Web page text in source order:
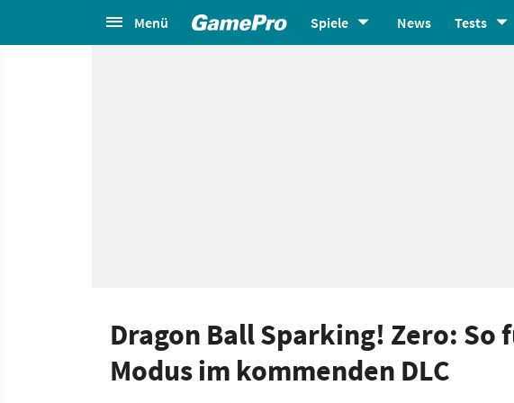
Menü Spiele News Tests
Dragon Ball Sparking! Zero:
Modus im kommenden DLC